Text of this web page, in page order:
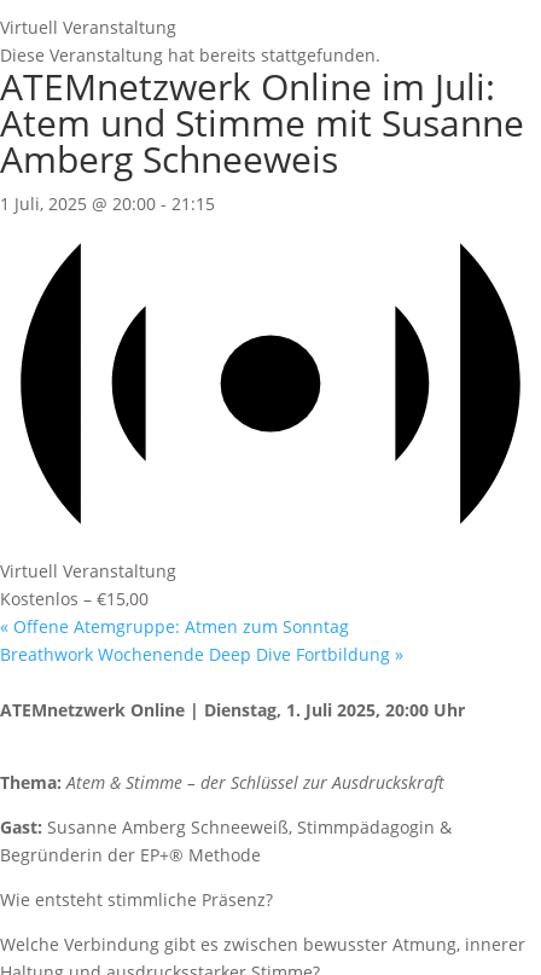
Virtuell Veranstaltung
Diese Veranstaltung hat bereits stattgefunden.
ATEMnetzwerk Online im Juli:
Atem und Stimme mit Susanne
Amberg Schneeweis
1 Juli, 2025 @ 20:00 - 21:15
Virtuell Veranstaltung
Kostenlos – €15,00
« Offene Atemgruppe: Atmen zum Sonntag
Breathwork Wochenende Deep Dive Fortbildung »
ATEMnetzwerk Online | Dienstag, 1. Juli 2025, 20:00 Uhr
Thema: Atem & Stimme – der Schlüssel zur Ausdruckskraft
Gast: Susanne Amberg Schneeweiß, Stimmpädagogin &
Begründerin der EP+® Methode
Wie entsteht stimmliche Präsenz?
Welche Verbindung gibt es zwischen bewusster Atmung, innerer